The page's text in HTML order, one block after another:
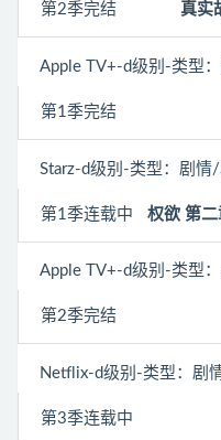
第2季完结 真实
Apple TV+-d级别-类型
第1季完结
Starz-d级别-类型：剧情
第1季连载中 权欲 第
Apple TV+-d级别-类型
第2季完结
Netflix-d级别-类型：剧
第3季连载中